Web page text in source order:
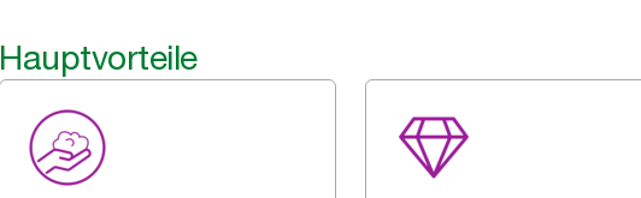
Hauptvorteile